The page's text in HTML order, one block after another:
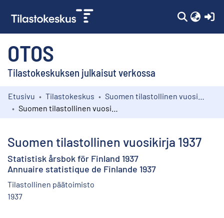
OTOS
Tilastokeskuksen julkaisut verkossa
Kokoelmat
Etusivu Tilastokeskus
Suomen tilastollinen vuosikirja 1937
Statistisk årsbok för Finland 1937
Annuaire statistique de Finlande 1937
Tilastollinen päätoimisto
1937